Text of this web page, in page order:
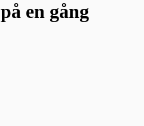
på en gång